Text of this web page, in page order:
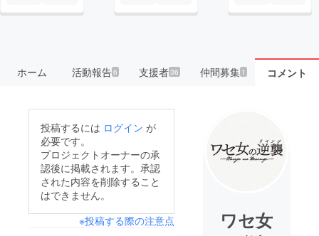
ホーム 活動報告6 支援者36 仲間募集 1 コメント
投稿するには ログイン が
必要です。
プロジェクトオーナーの承
認後に掲載されます。承認
された内容を削除すること
はできません。
※投稿する際の注意点
ワセ女